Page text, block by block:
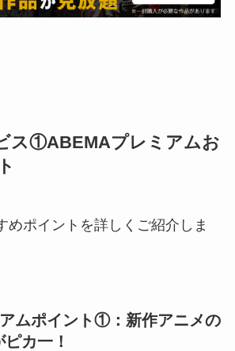
ス①ABEMAプレミアムお
めポイントを詳しくご紹介しま
ムポイント①：新作アニメの
カ一！